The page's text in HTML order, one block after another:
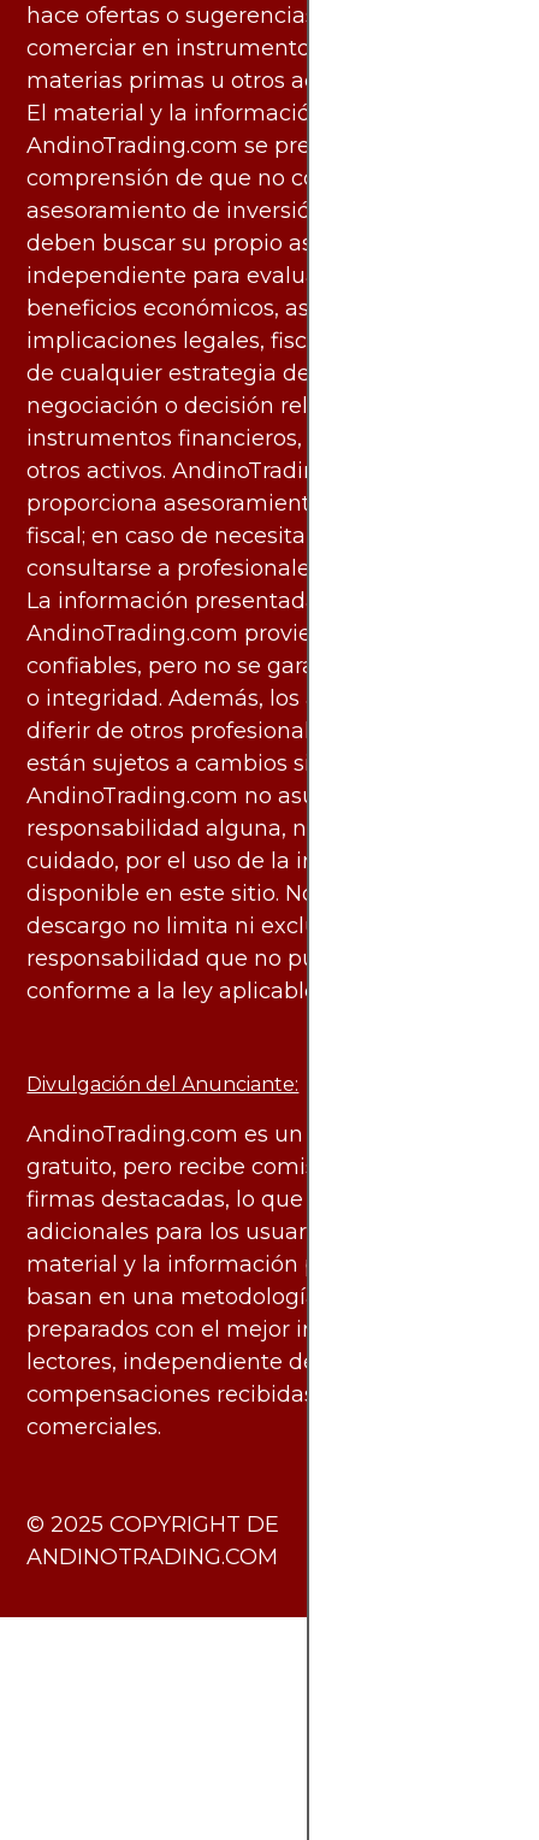
hace ofertas o sugerencias para invertir o
comerciar en instrumentos financieros,
materias primas u otros activos.
El material y la información disponibles en
AndinoTrading.com se presentan con la
comprensión de que no constituyen
asesoramiento de inversión. Los usuarios
deben buscar su propio asesoramiento
independiente para evaluar los riesgos y
beneficios económicos, así como las
implicaciones legales, fiscales y contables
de cualquier estrategia de inversión,
negociación o decisión relacionada con
instrumentos financieros, materias primas u
otros activos. AndinoTrading.com no
proporciona asesoramiento legal, contable o
fiscal; en caso de necesitarlo, debe
consultarse a profesionales especializados.
La información presentada por
AndinoTrading.com proviene de fuentes
confiables, pero no se garantiza su exactitud
o integridad. Además, los análisis pueden
diferir de otros profesionales calificados y
están sujetos a cambios sin previo aviso.
AndinoTrading.com no asume
responsabilidad alguna, ni deber de
cuidado, por el uso de la información
disponible en este sitio. No obstante, este
descargo no limita ni excluye ninguna
responsabilidad que no pueda ser excluida
conforme a la ley aplicable.
Divulgación del Anunciante:
AndinoTrading.com es un sitio de uso
gratuito, pero recibe comisiones de algunas
firmas destacadas, lo que no genera costos
adicionales para los usuarios. Todo el
material y la información publicados se
basan en una metodología imparcial y están
preparados con el mejor interés de los
lectores, independiente de las
compensaciones recibidas de socios
comerciales.
​© 2025 COPYRIGHT DE
ANDINOTRADING.COM